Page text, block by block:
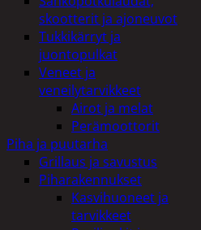
skootterit ja ajoneuvot
Tukkikärryt ja
juontopulkat
Veneet ja
veneilytarvikkeet
Airot ja melat
Perämoottorit
Piha ja puutarha
Grillaus ja savustus
Piharakennukset
Kasvihuoneet ja
tarvikkeet